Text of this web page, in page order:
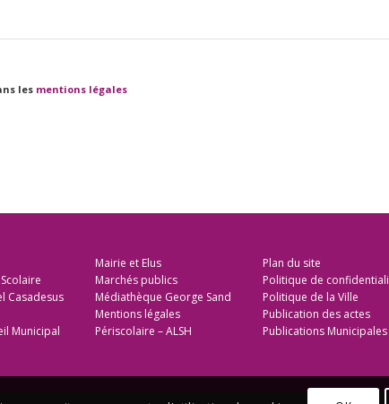
les mentions légales
Casadesus
Municipal
Mairie et Elus
Marchés publics
Médiathèque George Sand
Mentions légales
Périscolaire – ALSH
Plan du site
Politique de
Politique de la Ville
Publication des actes
Publications Municipales